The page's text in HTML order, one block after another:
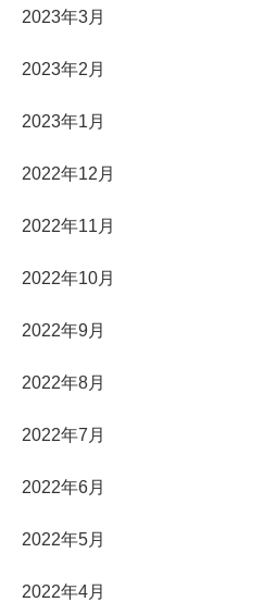
2023年3月
2023年2月
2023年1月
2022年12月
2022年11月
2022年10月
2022年9月
2022年8月
2022年7月
2022年6月
2022年5月
2022年4月